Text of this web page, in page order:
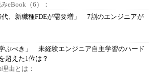
eBook（6）：
代、新職種FDEが需要増」 7割のエンジニアが
ぶべき」 未経験エンジニア自主学習のハード
超えた1位は？
由とは：